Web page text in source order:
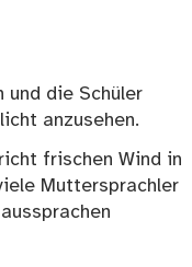
die Schüler
anzusehen.
frischen Wind in
Muttersprachler